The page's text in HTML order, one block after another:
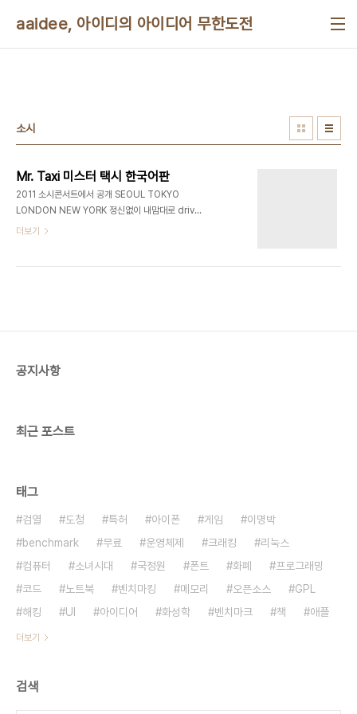
aaidee, 아이디의 아이디어 무한도전
소시
Mr. Taxi 미스터 택시 한국어판
2011 소시콘서트에서 공개 SEOUL TOKYO
LONDON NEW YORK 정신없이 내맘대로 drive
tonight 상상끝에 더 먼 세상의 new style 놀랄꺼
없어 스치는 거리를 비춘 shooting star 절..
더보기
공지사항
최근 포스트
태그
검열 도청 특허 아이폰 게임
이명박
benchmark
무료 운영체제 크래킹
리눅스
컴퓨터
소녀시대 국정원 폰트 화폐
프로그래밍
코드
노트북 벤치마킹 메모리 오픈소스
GPL
해킹
UI 아이디어 화성학 벤치마크 책 애플
더보기
검색